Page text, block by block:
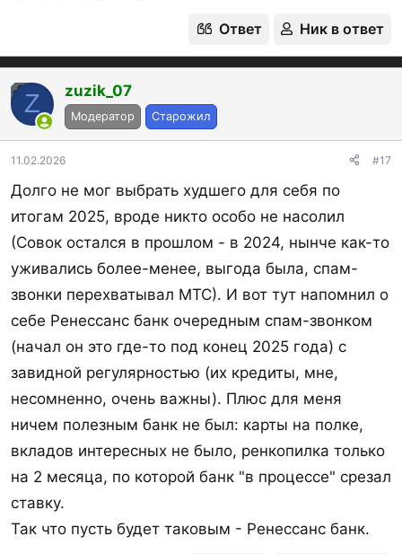
Ответ Ник в ответ
OPZ zuzik_07
Модератор Старожил
11.02.2026 #17
Долго не мог выбрать худшего для себя по
итогам 2025, вроде никто особо не насолил
(Совок остался в прошлом - в 2024, нынче как-то
уживались более-менее, выгода была, спам-
звонки перехватывал МТС). И вот тут напомнил о
себе Ренессанс банк очередным спам-звонком
(начал он это где-то под конец 2025 года) с
завидной регулярностью (их кредиты, мне,
несомненно, очень важны). Плюс для меня
ничем полезным банк не был: карты на полке,
вкладов интересных не было, ренкопилка только
на 2 месяца, по которой банк "в процессе" срезал
ставку.
Так что пусть будет таковым - Ренессанс банк.